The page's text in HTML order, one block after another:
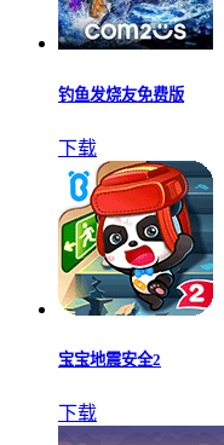
钓鱼发烧友免费版
下载
宝宝地震安全2
下载